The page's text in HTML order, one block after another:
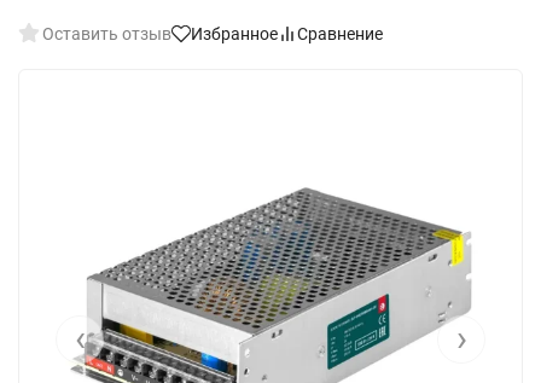
Оставить отзыв Избранное Сравнение
‹ ›